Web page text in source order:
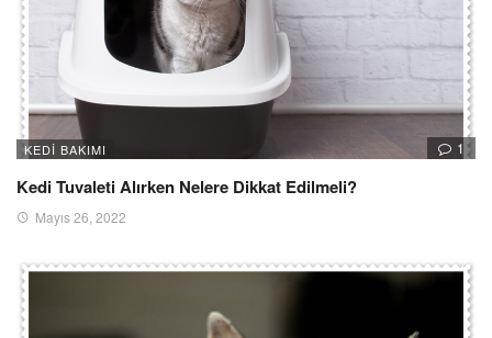
KEDI BAKIMI 1
Kedi Tuvaleti Alırken Nelere Dikkat Edilmeli?
Mayıs 26, 2022